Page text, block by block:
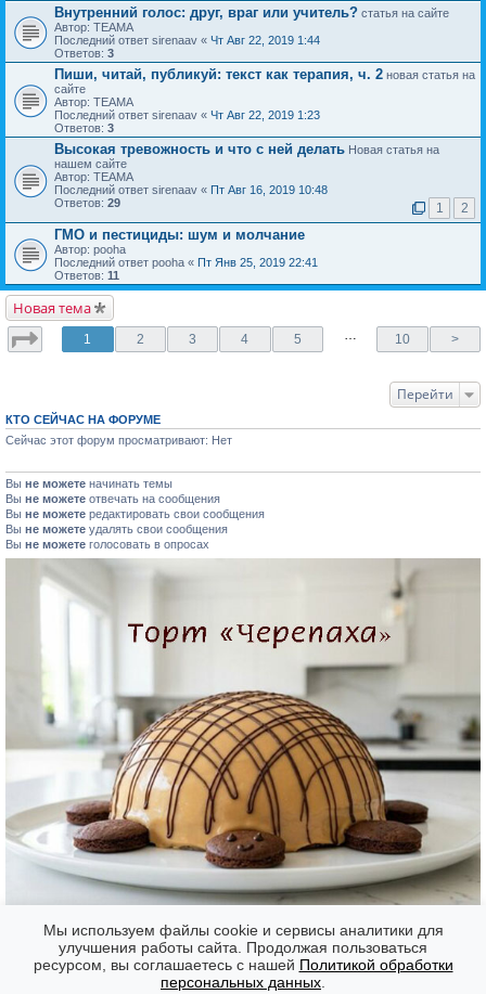
Внутренний голос: друг, враг или учитель? статья на сайте
Автор: ТЕАМА
Последний ответ sirenaav « Чт Авг 22, 2019 1:44
Ответов: 3
Пиши, читай, публикуй: текст как терапия, ч. 2 новая статья на
сайте
Автор: ТЕАМА
Последний ответ sirenaav « Чт Авг 22, 2019 1:23
Ответов: 3
Высокая тревожность и что с ней делать Новая статья на
нашем сайте
Автор: ТЕАМА
Последний ответ sirenaav « Пт Авг 16, 2019 10:48
Ответов: 29 1 2
ГМО и пестициды: шум и молчание
Автор: pooha
Последний ответ pooha « Пт Янв 25, 2019 22:41
Ответов: 11
Новая тема
1 2 3 4 5 … 10 >
Перейти
КТО СЕЙЧАС НА ФОРУМЕ
Сейчас этот форум просматривают: Нет
Вы не можете начинать темы
Вы не можете отвечать на сообщения
Вы не можете редактировать свои сообщения
Вы не можете удалять свои сообщения
Вы не можете голосовать в опросах
Часовой пояс: GMT + 7
Мы используем файлы cookie и сервисы аналитики для
улучшения работы сайта. Продолжая пользоваться
ресурсом, вы соглашаетесь с нашей Политикой обработки
персональных данных